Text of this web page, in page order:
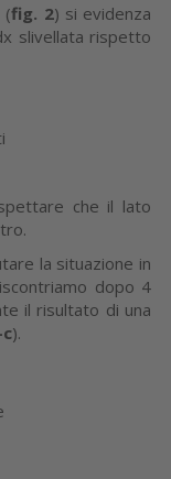
(fig. 2) si evidenza
slivellata rispetto
che il lato
la situazione in
dopo 4
il risultato di una
).